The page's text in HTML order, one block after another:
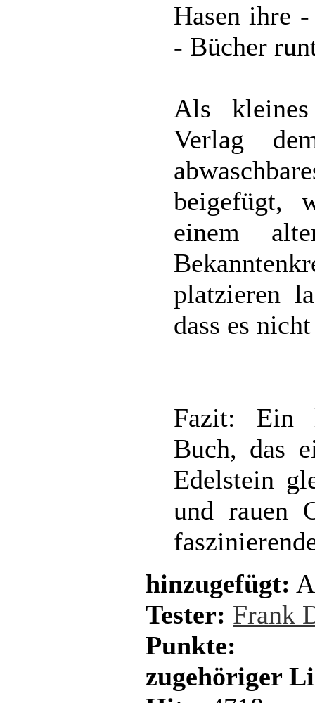
Hasen ihre
- Bücher
Als
Verlag
beigefügt,
einem
platzieren
dass es
Fazit: Ein
Buch, das
Edelstein
und rauen
hinzugefügt:
Tester: Frank
Punkte:
zugehöriger